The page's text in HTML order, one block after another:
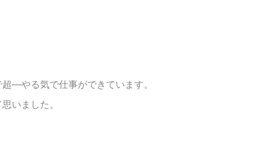
―やる気で仕事ができています。
いました。